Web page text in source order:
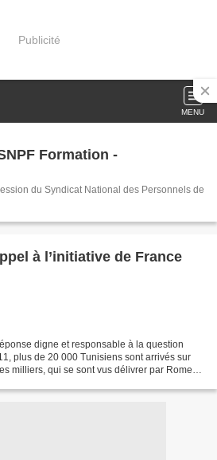
Publicité
MENU
Formation -
à l’initiative de France
digne et responsable à la question
plus de 20 000 Tunisiens sont arrivés sur
milliers, qui se sont vus délivrer par Rome